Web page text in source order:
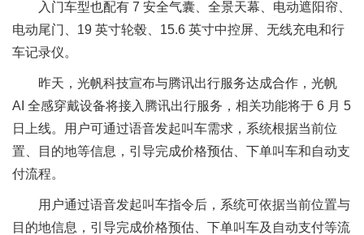
入门车型也配有 7 安全气囊、全景天幕、电动遮阳帘、
电动尾门、19 英寸轮毂、15.6 英寸中控屏、无线充电和行
车记录仪。
昨天，光帆科技宣布与腾讯出行服务达成合作，光帆
AI 全感穿戴设备将接入腾讯出行服务，相关功能将于 6 月 5
日上线。用户可通过语音发起叫车需求，系统根据当前位
置、目的地等信息，引导完成价格预估、下单叫车和自动支
付流程。
用户通过语音发起叫车指令后，系统可依据当前位置与
目的地信息，引导完成价格预估、下单叫车及自动支付等流